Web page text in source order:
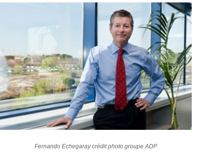
Fernando Echegaray crédit photo groupe ADP